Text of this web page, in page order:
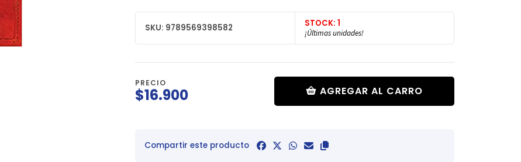
SKU: 9789569398582 STOCK: 1
¡Últimas unidades!
PRECIO
$16.900 AGREGAR AL CARRO
Compartir este producto